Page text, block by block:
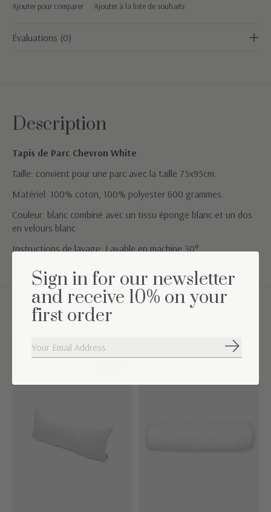
Ajouter pour comparer Ajouter à la liste de souhaits
Évaluations (0)
Description
Tapis de Parc Chevron White
Taille: convient pour une parc avec la taille 75x95cm.
Matériel: 100% coton, 100% polyester 600 grammes.
Couleur: blanc combiné avec un tissu éponge blanc et un dos
en velours blanc
Instructions de lavage: Lavable en machine 30°
Complétez l'ensemble
Carousel items
Sign in for our newsletter
and receive 10% on your
first order
S'abonner